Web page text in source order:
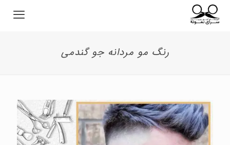
رنگ مو مردانه جو گندمی